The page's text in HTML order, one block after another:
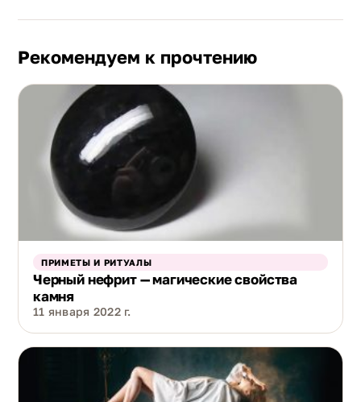
Рекомендуем к прочтению
ПРИМЕТЫ И РИТУАЛЫ
Черный нефрит — магические свойства
камня
11 января 2022 г.